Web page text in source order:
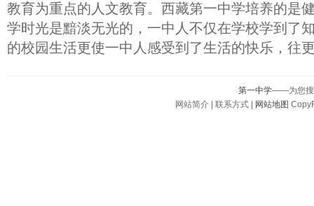
教育为重点的人文教育。西藏第一中学培养的是
学时光是黯淡无光的，一中人不仅在学校学到了
的校园生活更使一中人感受到了生活的快乐，往
第一中学——为您搜
网站简介 | 联系方式 |
网站地图